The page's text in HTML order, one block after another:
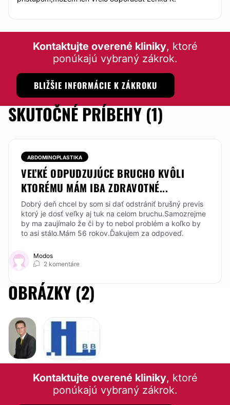
Mikrodermabrázia
Kontaktujte overené kliniky, ktoré
ponúkajú vybraný zákrok.
BLIŽŠIE INFORMÁCIE K ZÁKROKU
SKUTOČNÉ PRÍBEHY (1)
ABDOMINOPLASTIKA
VEĽKÉ ODPUDZUJÚCE BRUCHO KVÔLI
KTORÉMU MÁM IBA ZDRAVOTNÉ...
Dobrý deň chcel by som si dať odstrániť brušný previs
ktorý je dosť veľky aj tuk na celom bruchu.Samozrejme
by ma zaujímalo že či by to nebol problém a koľko by
to asi stálo.Mám 56 rokov.Ďakujem za odpoveď.
Modos
2 komentáre
OBRÁZKY (2)
Kontaktujte overené kliniky, ktoré
ponúkajú vybraný zákrok.